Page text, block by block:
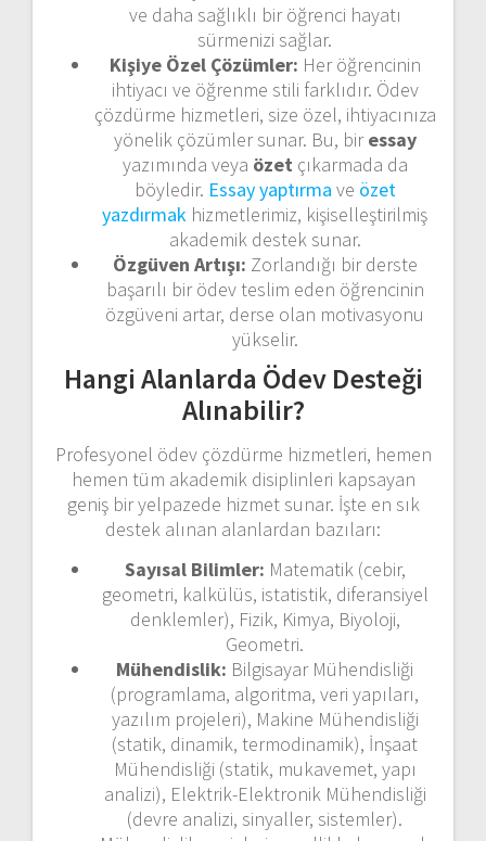
ve daha sağlıklı bir öğrenci hayatı
sürmenizi sağlar.
Kişiye Özel Çözümler: Her öğrencinin
ihtiyacı ve öğrenme stili farklıdır. Ödev
çözdürme hizmetleri, size özel, ihtiyacınıza
yönelik çözümler sunar. Bu, biressay
yazımında veya özet çıkarmada da
böyledir. Essay yaptırma ve özet
yazdırmak hizmetlerimiz, kişiselleştirilmiş
akademik destek sunar.
Özgüven Artışı: Zorlandığı bir derste
başarılı bir ödev teslim eden öğrencinin
özgüveni artar, derse olan motivasyonu
yükselir.
Hangi Alanlarda Ödev Desteği
Alınabilir?
Profesyonel ödev çözdürme hizmetleri, hemen
hemen tüm akademik disiplinleri kapsayan
geniş bir yelpazede hizmet sunar. İşte en sık
destek alınan alanlardan bazıları:
Sayısal Bilimler: Matematik (cebir,
geometri, kalkülüs, istatistik, diferansiyel
denklemler), Fizik, Kimya, Biyoloji,
Geometri.
Mühendislik: Bilgisayar Mühendisliği
(programlama, algoritma, veri yapıları,
yazılım projeleri), Makine Mühendisliği
(statik, dinamik, termodinamik), İnşaat
Mühendisliği (statik, mukavemet, yapı
analizi), Elektrik-Elektronik Mühendisliği
(devre analizi, sinyaller, sistemler).